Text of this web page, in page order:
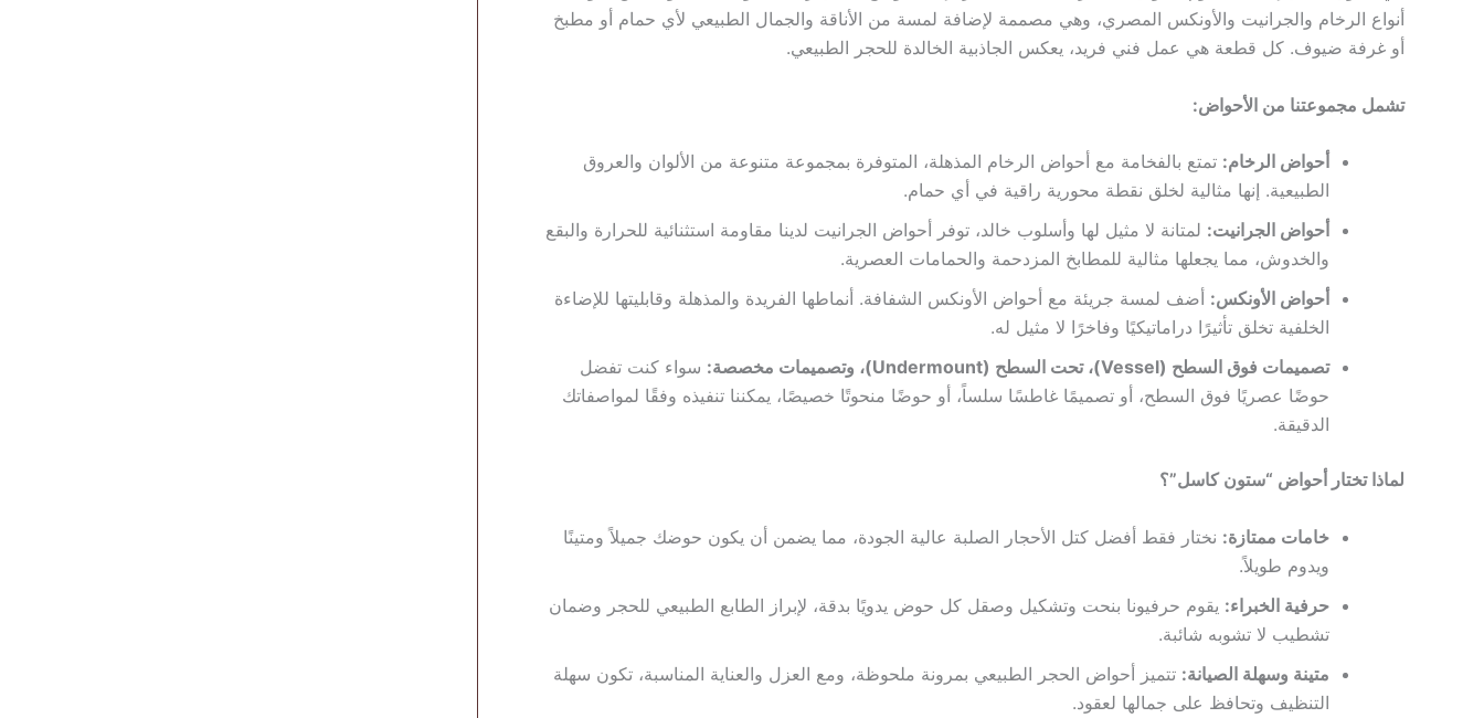
أنواع الرخام والجرانيت والأونكس المصري، وهي مصممة لإضافة لمسة من الأناقة والجمال الطبيعي لأي حمام أو مطبخ
أو غرفة ضيوف. كل قطعة هي عمل فني فريد، يعكس الجاذبية الخالدة للحجر الطبيعي.
تشمل مجموعتنا من الأحواض:
أحواض الرخام: تمتع بالفخامة مع أحواض الرخام المذهلة، المتوفرة بمجموعة متنوعة من الألوان والعروق
الطبيعية. إنها مثالية لخلق نقطة محورية راقية في أي حمام.
أحواض الجرانيت: لمتانة لا مثيل لها وأسلوب خالد، توفر أحواض الجرانيت لدينا مقاومة استثنائية للحرارة والبقع
والخدوش، مما يجعلها مثالية للمطابخ المزدحمة والحمامات العصرية.
أحواض الأونكس: أضف لمسة جريئة مع أحواض الأونكس الشفافة. أنماطها الفريدة والمذهلة وقابليتها للإضاءة
الخلفية تخلق تأثيرًا دراماتيكيًا وفاخرًا لا مثيل له.
تصميمات فوق السطح (Vessel)، تحت السطح (Undermount)، وتصميمات مخصصة:
سواء كنت تفضل
حوضًا عصريًا فوق السطح، أو تصميمًا غاطسًا سلساً، أو حوضًا منحوتًا خصيصًا، يمكننا تنفيذه وفقًا لمواصفاتك
الدقيقة.
لماذا تختار أحواض “ستون كاسل”؟
خامات ممتازة: نختار فقط أفضل كتل الأحجار الصلبة عالية الجودة، مما يضمن أن يكون حوضك جميلاً ومتينًا
ويدوم طويلاً.
حرفية الخبراء: يقوم حرفيونا بنحت وتشكيل وصقل كل حوض يدويًا بدقة، لإبراز الطابع الطبيعي للحجر وضمان
تشطيب لا تشوبه شائبة.
متينة وسهلة الصيانة: تتميز أحواض الحجر الطبيعي بمرونة ملحوظة، ومع العزل والعناية المناسبة، تكون سهلة
التنظيف وتحافظ على جمالها لعقود.